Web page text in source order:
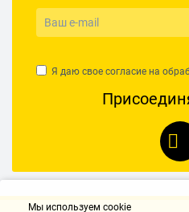
Я даю свое согласие на
Мы используем cookie